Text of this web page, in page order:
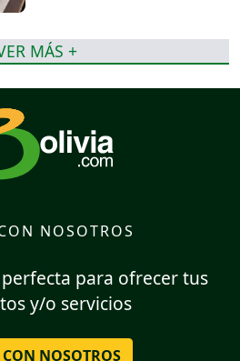
MÁS +
NOSOTROS
para ofrecer tus
y/o servicios
CON NOSOTROS